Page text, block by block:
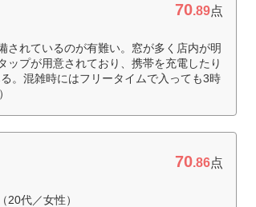
70.89点
されているのが有難い。窓が多く店内が明
プが用意されており、携帯を充電したり
。混雑時にはフリータイムで入っても3時
70.86点
代／女性）